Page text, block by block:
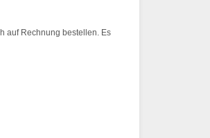
auf Rechnung bestellen. Es